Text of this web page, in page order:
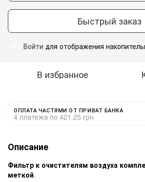
Быстрый заказ
Войти для отображения
В избранное
ОПЛАТА ЧАСТЯМИ ОТ ПРИВАТ БАНКА
4 платежа по 421.25 грн
Описание
Фильтр к очистителям воздуха
меткой.